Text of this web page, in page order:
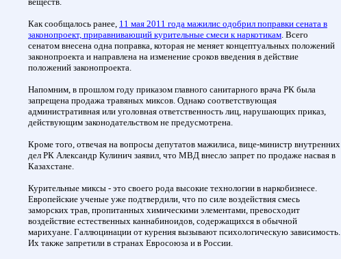
Как сообщалось ранее, 11 мая 2011 года мажилис одобрил поправки сената в
законопроект, приравнивающий курительные смеси к наркотикам. Всего
сенатом внесена одна поправка, которая не меняет концептуальных положений
законопроекта и направлена на изменение сроков введения в действие
положений законопроекта.
Напомним, в прошлом году приказом главного санитарного врача РК была
запрещена продажа травяных миксов. Однако соответствующая
административная или уголовная ответственность лиц, нарушающих приказ,
действующим законодательством не предусмотрена.
Кроме того, отвечая на вопросы депутатов мажилиса, вице-министр внутренних
дел РК Александр Кулинич заявил, что МВД внесло запрет по продаже насвая в
Казахстане.
Курительные миксы - это своего рода высокие технологии в наркобизнесе.
Европейские ученые уже подтвердили, что по силе воздействия смесь
заморских трав, пропитанных химическими элементами, превосходит
воздействие естественных каннабиноидов, содержащихся в обычной
марихуане. Галлюцинации от курения вызывают психологическую зависимость.
Их также запретили в странах Евросоюза и в России.